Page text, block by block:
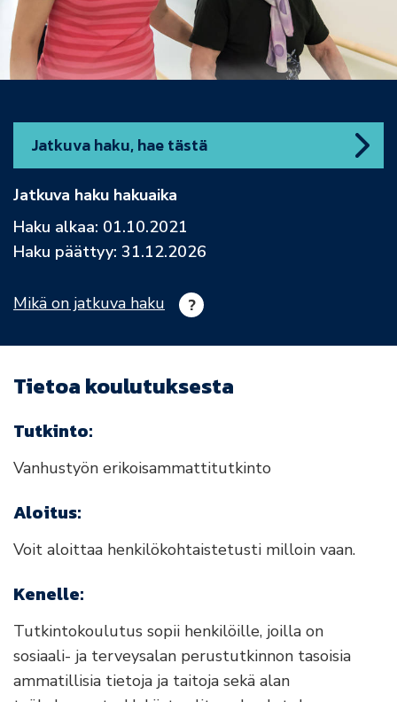
Jatkuva haku, hae tästä
Jatkuva haku hakuaika
Haku alkaa: 01.10.2021
Haku päättyy: 31.12.2026
Mikä on jatkuva haku
Tietoa koulutuksesta
Tutkinto:
Vanhustyön erikoisammattitutkinto
Aloitus:
Voit aloittaa henkilökohtaistetusti milloin vaan.
Kenelle:
Tutkintokoulutus sopii henkilöille, joilla on
sosiaali- ja terveysalan perustutkinnon tasoisia
ammatillisia tietoja ja taitoja sekä alan